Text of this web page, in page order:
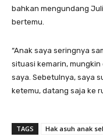
bahkan mengundang
bertemu.
“Anak saya seringnya
situasi kemarin,
saya. Sebetulnya, saya
ketemu, datang saja ke
TAGS Hak asuh anak